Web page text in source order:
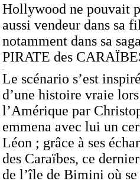
Hollywood ne pouvait
aussi vendeur dans sa
notamment dans sa
PIRATE des
Le scénario s’est
d’une histoire vraie
l’Amérique par
emmena avec lui un
Léon ; grâce à ses
des Caraïbes, ce
de l’île de Bimini où